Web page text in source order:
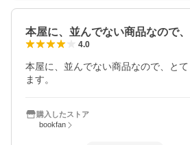
本屋に、並んでない商品なので
4.0
本屋に、並んでない商品なので、と
ます。
購入したストア
bookfan